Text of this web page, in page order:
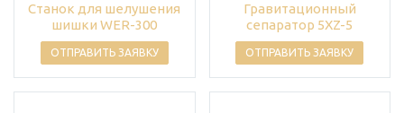
Станок для шелушения
шишки WER-300
ОТПРАВИТЬ ЗАЯВКУ
Гравитационный
сепаратор 5XZ-5
ОТПРАВИТЬ ЗАЯВКУ